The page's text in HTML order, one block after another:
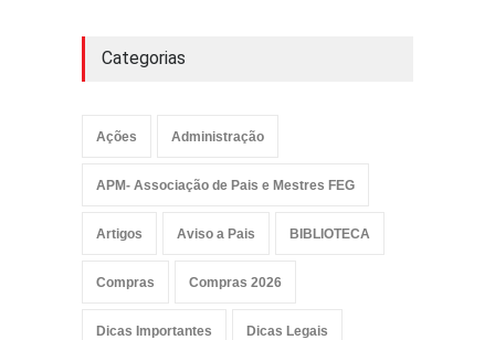
Categorias
Ações Administração
APM- Associação de Pais e Mestres FEG
Artigos Aviso a Pais BIBLIOTECA
Compras Compras 2026
Dicas Importantes Dicas Legais